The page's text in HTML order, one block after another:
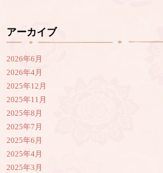
アーカイブ
2026年6月
2026年4月
2025年12月
2025年11月
2025年8月
2025年7月
2025年6月
2025年4月
2025年3月